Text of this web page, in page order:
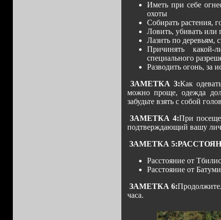
Иметь при себе
охоты
Собирать растения,
Ловить, убивать
Лазить по деревьям,
Причинять какой-
специального
Разводить огонь, за
ЗАМЕТКА 3:Как
можно проще, одежда
забудьте взять с собой
ЗАМЕТКА 4:При
подтверждающий вашу
ЗАМЕТКА
Расстояние от
Расстояние от
ЗАМЕТКА 6:
часа.